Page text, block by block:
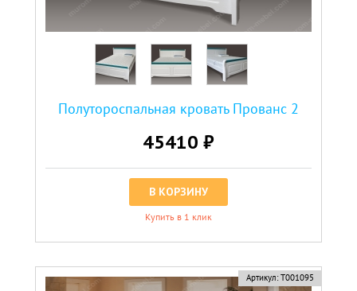
Полутороспальная кровать Прованс 2
45410 ₽
В КОРЗИНУ
Купить в 1 клик
Артикул: Т001095